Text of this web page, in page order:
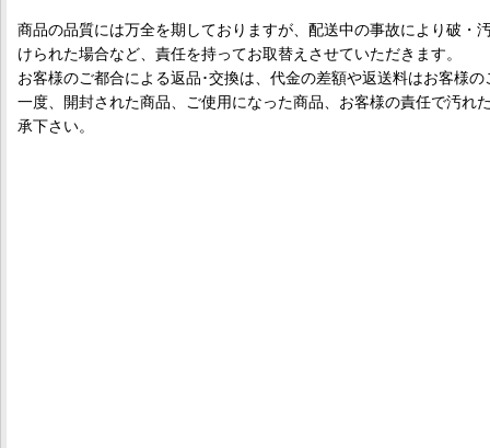
商品の品質には万全を期しておりますが、配送中の事故により破・
けられた場合など、責任を持ってお取替えさせていただきます。
お客様のご都合による返品･交換は、代金の差額や返送料はお客様
一度、開封された商品、ご使用になった商品、お客様の責任で汚れ
承下さい。